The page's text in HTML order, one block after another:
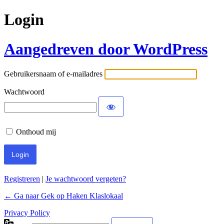
Login
Aangedreven door WordPress
Gebruikersnaam of e-mailadres
Wachtwoord
Onthoud mij
Registreren | Je wachtwoord vergeten?
← Ga naar Gek op Haken Klaslokaal
Privacy Policy